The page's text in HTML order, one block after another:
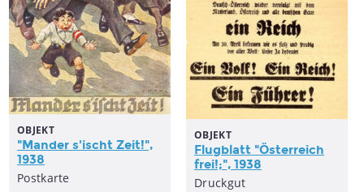
OBJEKT
"Mander s'ischt Zeit!",
1938
Postkarte
OBJEKT
Flugblatt "Österreich
frei!;", 1938
Druckgut